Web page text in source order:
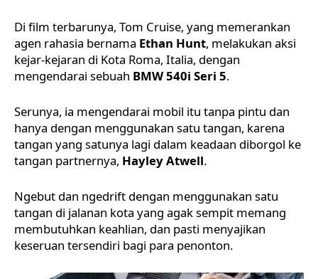
Di film terbarunya, Tom Cruise, yang memerankan
agen rahasia bernama Ethan Hunt, melakukan aksi
kejar-kejaran di Kota Roma, Italia, dengan
mengendarai sebuah BMW 540i Seri 5.
Serunya, ia mengendarai mobil itu tanpa pintu dan
hanya dengan menggunakan satu tangan, karena
tangan yang satunya lagi dalam keadaan diborgol ke
tangan partnernya, Hayley Atwell.
Ngebut dan ngedrift dengan menggunakan satu
tangan di jalanan kota yang agak sempit memang
membutuhkan keahlian, dan pasti menyajikan
keseruan tersendiri bagi para penonton.